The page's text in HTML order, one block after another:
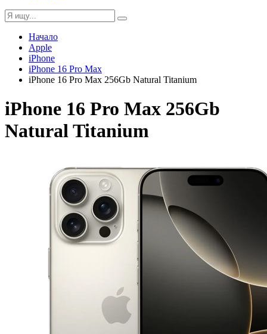
Начало
Apple
iPhone
iPhone 16 Pro Max
iPhone 16 Pro Max 256Gb Natural Titanium
iPhone 16 Pro Max 256Gb
Natural Titanium